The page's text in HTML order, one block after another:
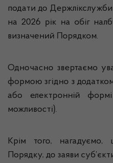
подати до
на 2026 рік на обіг
визначений Порядком.
Одночасно звертаємо
формою згідно з
або електронній формі
можливості).
Крім того, нагадуємо,
Порядку, до заяви